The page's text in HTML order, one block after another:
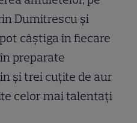
Dumitrescu și
câștiga în fiecare
preparate
și trei cuțite de aur
celor mai talentați